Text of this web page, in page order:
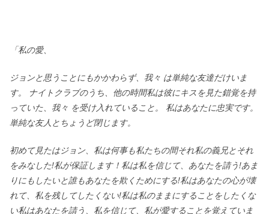
「私の愛、
ジョンと思うことにもかかわらず、我々 は単純な友達だけいま
す。 ナイトクラブのうち、他の時間私は彼にキスを見た錯覚を持
っていた、我々 を受け入れていること。 私はあなたに忠実です。
単純な友人とちょうど閉じます。
初めて見たはジョン、私は何事も私たちの間それ私の義兄とそれ
をみなした!私が保証します！私は私を信じて、あなたを請う!あま
りにもしたいと誰もあなたを欺くためにする!私はあなたの心が壊
れて、私を残してしたくない!私は私のままにすることをしたくな
い私はあなたを請う、私を信じて、私が愛することを覚えていま